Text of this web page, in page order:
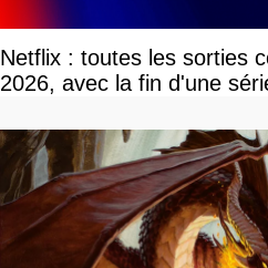
Netflix : toutes les sorties
2026, avec la fin d'une